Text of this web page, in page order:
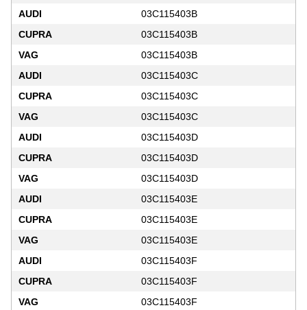
AUDI
03C115403B
CUPRA
03C115403B
VAG
03C115403B
AUDI
03C115403C
CUPRA
03C115403C
VAG
03C115403C
AUDI
03C115403D
CUPRA
03C115403D
VAG
03C115403D
AUDI
03C115403E
CUPRA
03C115403E
VAG
03C115403E
AUDI
03C115403F
CUPRA
03C115403F
VAG
03C115403F